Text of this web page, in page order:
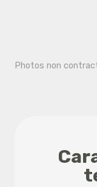
Photos non